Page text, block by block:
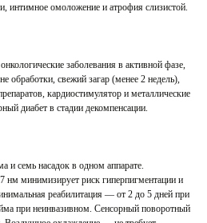
интимное омоложение и атрофия слизистой.
заболевания в активной фазе,
обработки, свежий загар (менее 2 недель),
кардиостимулятор и металлические
диабет в стадии декомпенсации.
и семь насадок в одном аппарате.
нм минимизирует риск гиперпигментации и
реабилитация — от 2 до 5 дней при
при неинвазивном. Сенсорный поворотный